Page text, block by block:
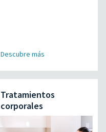
Descubre más
Tratamientos
corporales